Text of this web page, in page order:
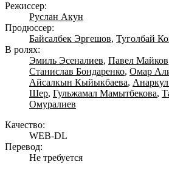
Режиссер:
Руслан Акун
Продюссер:
Байсалбек Эргешов, Туголбай
В ролях:
Эмиль Эсеналиев, Павел Майков
Станислав Бондаренко, Омар
Айсалкын Кыйыкбаева,
Шер, Гульжамал Мамытбекова,
Омуралиев
Качество:
WEB-DL
Перевод:
Не требуется